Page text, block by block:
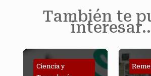
También te
Remembranzas